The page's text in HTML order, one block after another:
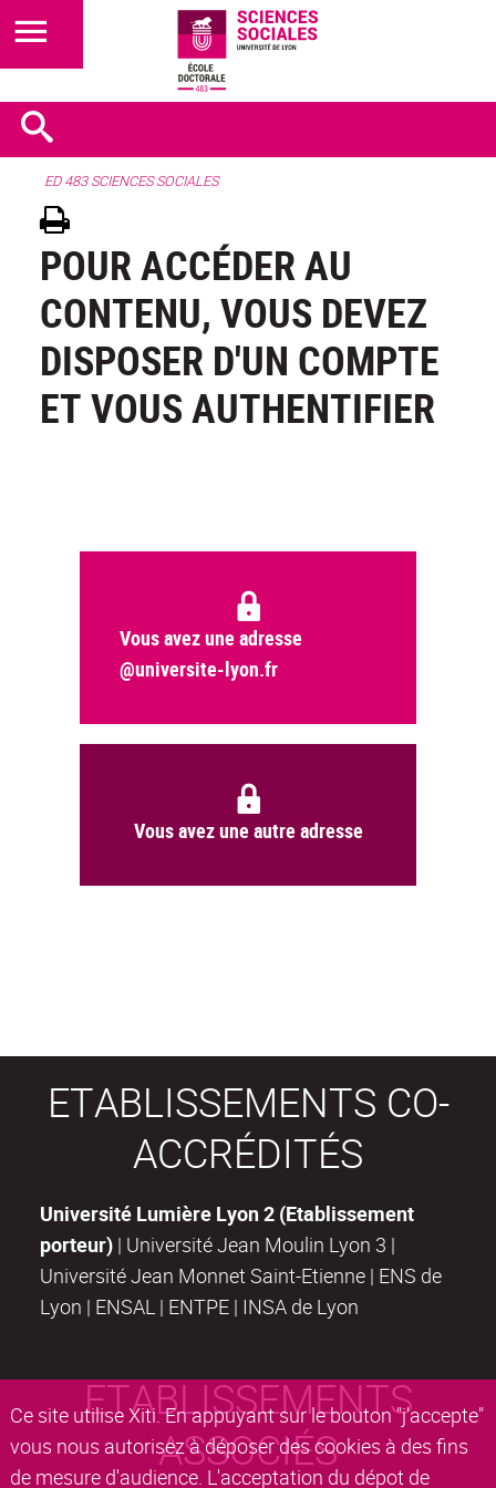
Ce site utilise Xiti. En appuyant sur le bouton "j'accepte"
vous nous autorisez à déposer des cookies à des fins
de mesure d'audience. L'acceptation du dépot de
ED 483 SCIENCES SOCIALES
POUR ACCÉDER AU
CONTENU, VOUS DEVEZ
DISPOSER D'UN COMPTE
ET VOUS AUTHENTIFIER
Vous avez une adresse
@universite-lyon.fr
Vous avez une autre adresse
ETABLISSEMENTS CO-
ACCRÉDITÉS
Université Lumière Lyon 2 (Etablissement
porteur) | Université Jean Moulin Lyon 3 |
Université Jean Monnet Saint-Etienne | ENS de
Lyon | ENSAL | ENTPE | INSA de Lyon
ETABLISSEMENTS
ASSOCIÉS